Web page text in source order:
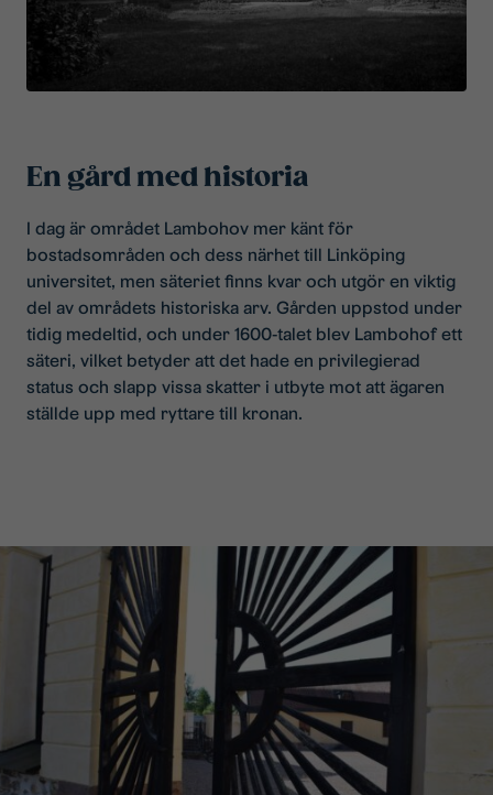
En gård med historia
I dag är området Lambohov mer känt för
bostadsområden och dess närhet till Linköping
universitet, men säteriet finns kvar och utgör en viktig
del av områdets historiska arv. Gården uppstod under
tidig medeltid, och under 1600-talet blev Lambohof ett
säteri, vilket betyder att det hade en privilegierad
status och slapp vissa skatter i utbyte mot att ägaren
ställde upp med ryttare till kronan.